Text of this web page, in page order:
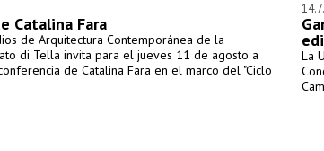
Catalina Fara
de Arquitectura Contemporánea de la
di Tella invita para el jueves 11 de agosto a
de Catalina Fara en el marco del "Ciclo
La